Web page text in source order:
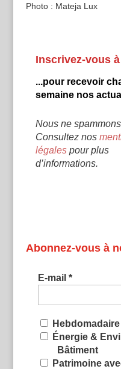
Photo : Mateja Lux
Inscrivez-vous
...pour recevoir
semaine nos
Nous ne
Consultez nos
légalespour plus
d’informations.
Abonnez-vous à
E-mail *
Énergie &
Bâtiment
Patrimoine